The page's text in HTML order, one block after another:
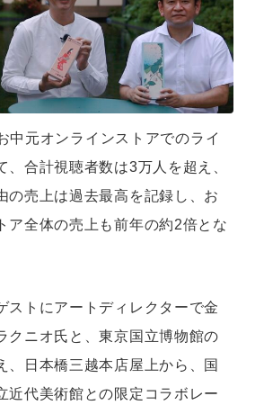
中元オンラインストアでのライ
、合計視聴者数は3万人を超え、
の売上は過去最高を記録し、お
ア全体の売上も前年の約2倍とな
ストにアートディレクターで金
クニオ氏と、東京国立博物館の
、日本橋三越本店屋上から、国
近代美術館との限定コラボレー